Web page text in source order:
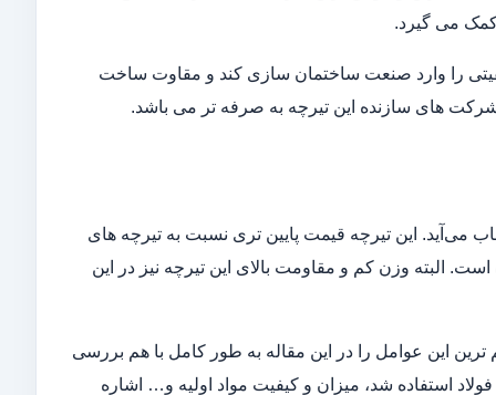
کمک می گیرد.
را وارد صنعت ساختمان سازی کند و مقاوت ساخت
شرکت های سازنده این تیرچه به صرفه تر می باشد.
این تیرچه قیمت پایین تری نسبت به تیرچه های
البته وزن کم و مقاومت بالای این تیرچه نیز در این
این عوامل را در این مقاله به طور کامل با هم بررسی
استفاده شد، میزان و کیفیت مواد اولیه و… اشاره